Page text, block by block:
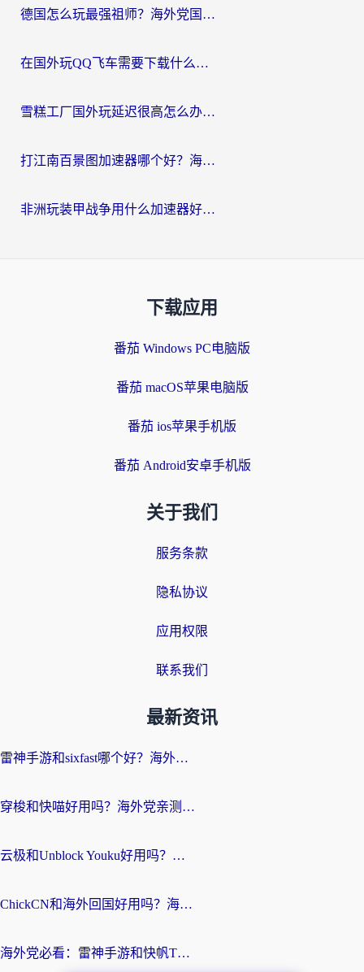
德国怎么玩最强祖师？海外党国服游戏加速器选择全攻略（附宝可梦Online实测）
在国外玩QQ飞车需要下载什么加速器呢？海外党亲测有效的国服游戏加速指南
雪糕工厂国外玩延迟很高怎么办？海外玩家国服游戏加速终极攻略（附实测推荐）
打江南百景图加速器哪个好？海外党踩坑N次后，终于找到不卡的秘诀
非洲玩装甲战争用什么加速器好？海外党亲测有效的国服游戏加速方案
下载应用
番茄 Windows PC电脑版
番茄 macOS苹果电脑版
番茄 ios苹果手机版
番茄 Android安卓手机版
关于我们
服务条款
隐私协议
应用权限
联系我们
最新资讯
雷神手游和sixfast哪个好？海外党亲测3款回国加速器，教你选对不踩坑
穿梭和快喵好用吗？海外党亲测：小众加速器对比+番茄加速器深度体验
云极和Unblock Youku好用吗？海外党亲测+2026回国加速器避坑指南
ChickCN和海外回国好用吗？海外党2026亲测：从手游到影音，选对加速器的3个关键
海外党必看：雷神手游和快帆TV版好用吗？3步选对回国加速器不踩坑